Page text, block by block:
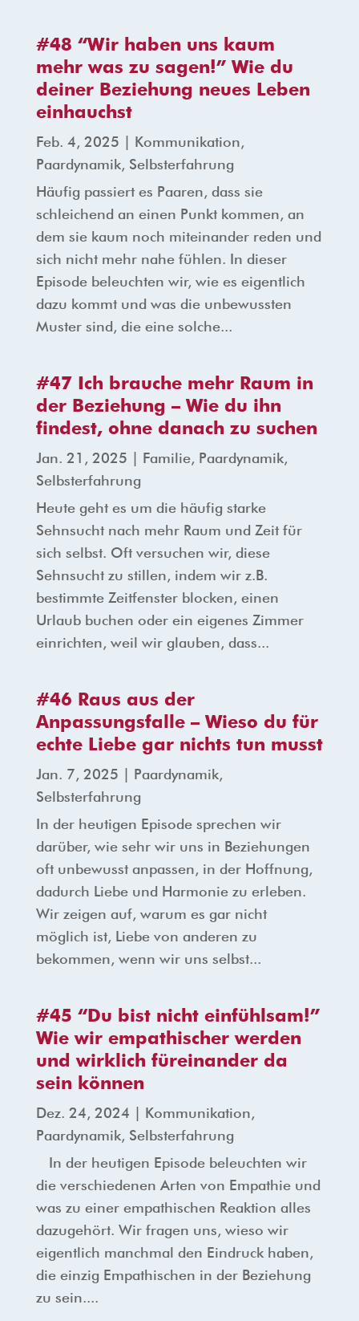
#48 “Wir haben uns kaum
mehr was zu sagen!” Wie du
deiner Beziehung neues Leben
einhauchst
Feb. 4, 2025 Kommunikation,
Paardynamik, Selbsterfahrung
Häufig passiert es Paaren, dass sie
schleichend an einen Punkt kommen, an
dem sie kaum noch miteinander reden und
sich nicht mehr nahe fühlen. In dieser
Episode beleuchten wir, wie es eigentlich
dazu kommt und was die unbewussten
Muster sind, die eine solche...
#47 Ich brauche mehr Raum in
der Beziehung – Wie du ihn
findest, ohne danach zu suchen
Jan. 21, 2025 Familie, Paardynamik,
Selbsterfahrung
Heute geht es um die häufig starke
Sehnsucht nach mehr Raum und Zeit für
sich selbst. Oft versuchen wir, diese
Sehnsucht zu stillen, indem wir z.B.
bestimmte Zeitfenster blocken, einen
Urlaub buchen oder ein eigenes Zimmer
einrichten, weil wir glauben, dass...
#46 Raus aus der
Anpassungsfalle – Wieso du für
echte Liebe gar nichts tun musst
Jan. 7, 2025 Paardynamik,
Selbsterfahrung
In der heutigen Episode sprechen wir
darüber, wie sehr wir uns in Beziehungen
oft unbewusst anpassen, in der Hoffnung,
dadurch Liebe und Harmonie zu erleben.
Wir zeigen auf, warum es gar nicht
möglich ist, Liebe von anderen zu
bekommen, wenn wir uns selbst...
#45 “Du bist nicht einfühlsam!”
Wie wir empathischer werden
und wirklich füreinander da
sein können
Dez. 24, 2024 Kommunikation,
Paardynamik, Selbsterfahrung
In der heutigen Episode beleuchten wir
die verschiedenen Arten von Empathie und
was zu einer empathischen Reaktion alles
dazugehört. Wir fragen uns, wieso wir
eigentlich manchmal den Eindruck haben,
die einzig Empathischen in der Beziehung
zu sein....